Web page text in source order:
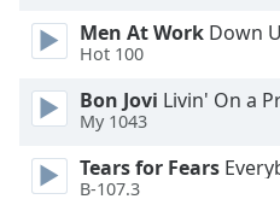
Text
Background
Men At Work Down
Hot 100
Bon Jovi Livin' On a
My 1043
Tears for Fears
B-107.3